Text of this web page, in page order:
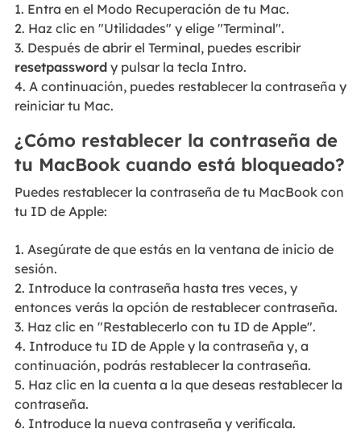
1. Entra en el Modo Recuperación de tu Mac.
2. Haz clic en "Utilidades" y elige "Terminal".
3. Después de abrir el Terminal, puedes escribir
resetpasswordy pulsar la tecla Intro.
4. A continuación, puedes restablecer la contraseña y
reiniciar tu Mac.
¿Cómo restablecer la contraseña de
tu MacBook cuando está bloqueado?
Puedes restablecer la contraseña de tu MacBook con
tu ID de Apple:
1. Asegúrate de que estás en la ventana de inicio de
sesión.
2. Introduce la contraseña hasta tres veces, y
entonces verás la opción de restablecer contraseña.
3. Haz clic en "Restablecerlo con tu ID de Apple".
4. Introduce tu ID de Apple y la contraseña y, a
continuación, podrás restablecer la contraseña.
5. Haz clic en la cuenta a la que deseas restablecer la
contraseña.
6. Introduce la nueva contraseña y verifícala.